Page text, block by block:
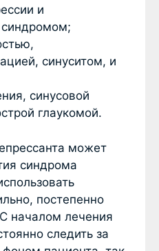
и
синуситом, и
синусовой
глаукомой.
может
синдрома
постепенно
началом лечения
следить за